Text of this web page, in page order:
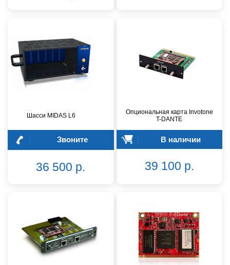
Шасси MIDAS L6
Звоните
36 500 р.
Опциональная карта Invotone
T-DANTE
В наличии
39 100 р.